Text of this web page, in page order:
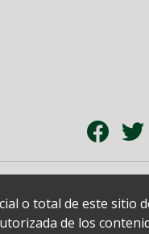
o total de este sitio
de los